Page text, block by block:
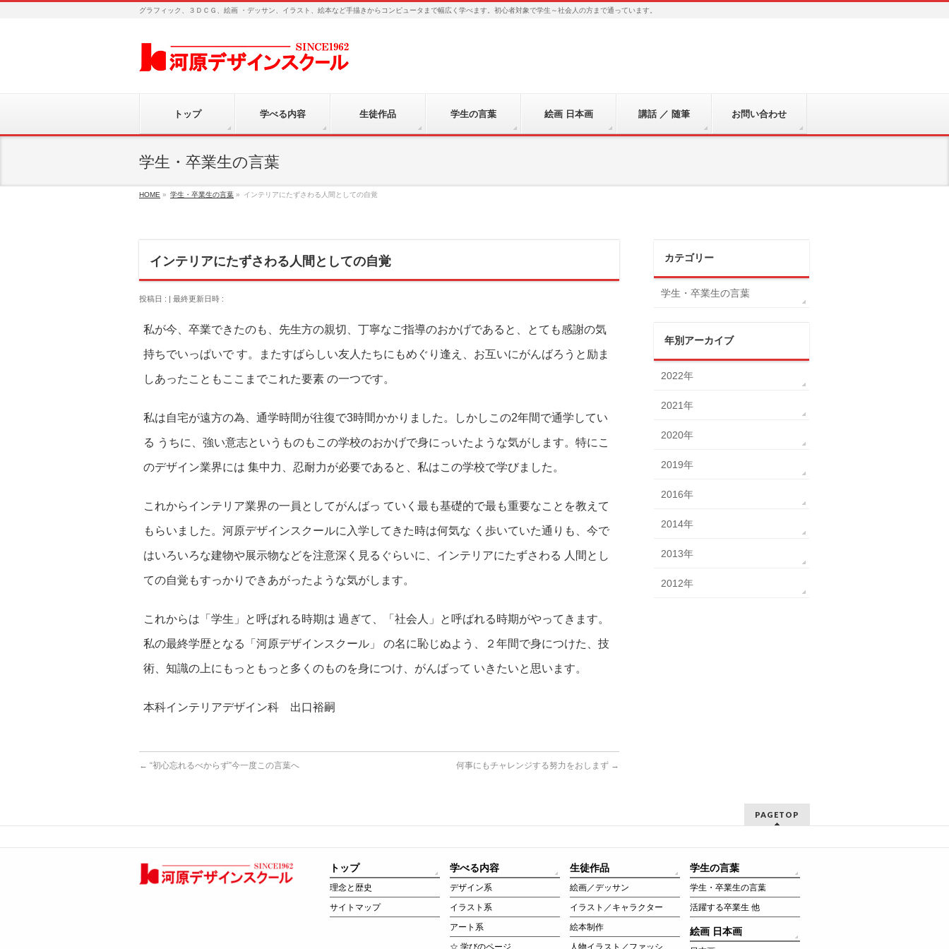
グラフィック、３ＤＣＧ、絵画 ・デッサン、イラスト、絵本など手描きからコンピュータまで幅広く学べます。初心者対象で学生～社会人の方まで通っています。
トップ 学べる内容 生徒作品 学生の言葉 絵画 日本画 講話 ／ 随筆 お問い合わせ
学生・卒業生の言葉
HOME » 学生・卒業生の言葉 » インテリアにたずさわる人間としての自覚
インテリアにたずさわる人間としての自覚
投稿日 : 最終更新日時 :
私が今、卒業できたのも、先生方の親切、丁寧なご指導のおかげであると、とても感謝の気
持ちでいっぱいで す。またすばらしい友人たちにもめぐり逢え、お互いにがんばろうと励ま
しあったこともここまでこれた要素 の一つです。
私は自宅が遠方の為、通学時間が往復で3時間かかりました。しかしこの2年間で通学してい
る うちに、強い意志というものもこの学校のおかげで身にっいたような気がします。特にこ
のデザイン業界には 集中力、忍耐力が必要であると、私はこの学校で学びました。
これからインテリア業界の一員としてがんばっ ていく最も基礎的で最も重要なことを教えて
もらいました。河原デザインスクールに入学してきた時は何気な く歩いていた通りも、今で
はいろいろな建物や展示物などを注意深く見るぐらいに、インテリアにたずさわる 人間とし
ての自覚もすっかりできあがったような気がします。
これからは「学生」と呼ばれる時期は 過ぎて、「社会人」と呼ばれる時期がやってきます。
私の最終学歴となる「河原デザインスクール」 の名に恥じぬよう、２年間で身につけた、技
術、知識の上にもっともっと多くのものを身につけ、がんばって いきたいと思います。
本科インテリアデザイン科 出口裕嗣
← “初心忘れるべからず”今一度この言葉へ 何事にもチャレンジする努力をおしまず →
カテゴリー
学生・卒業生の言葉
年別アーカイブ
2022年
2021年
2020年
2019年
2016年
2014年
2013年
2012年
PAGETOP
トップ
理念と歴史
サイトマップ
学べる内容
デザイン系
イラスト系
アート系
☆ 学びのページ
生徒作品
絵画／デッサン
イラスト／キャラクター
絵本制作
人物イラスト／ファッシ
学生の言葉
学生・卒業生の言葉
活躍する卒業生 他
絵画 日本画